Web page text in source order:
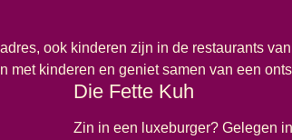
ook kinderen zijn in de restaurants
kinderen en geniet samen van een
Die Fette Kuh
Zin in een luxeburger? Gelegen